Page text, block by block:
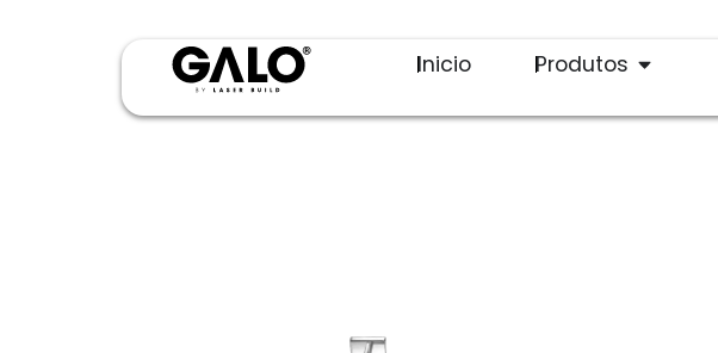
Inicio Produtos